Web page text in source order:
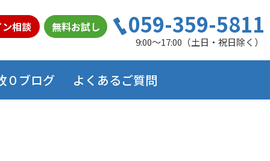
相談 無料お試し 059-359-5811
9:00～17:00（土日・祝日除く）
０ブログ よくあるご質問